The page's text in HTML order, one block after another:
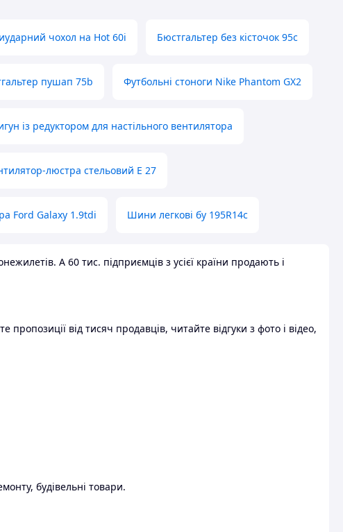
чохол на Hot 60i Бюстгальтер без кісточок 95с
пушап 75b Футбольні стоноги Nike Phantom GX2
із редуктором для настільного вентилятора
люстра стельовий E 27
Ford Galaxy 1.9tdi Шини легкові бу 195R14c
А 60 тис. підприємців з усієї країни продають і
від тисяч продавців, читайте відгуки з фото і відео,
будівельні товари.